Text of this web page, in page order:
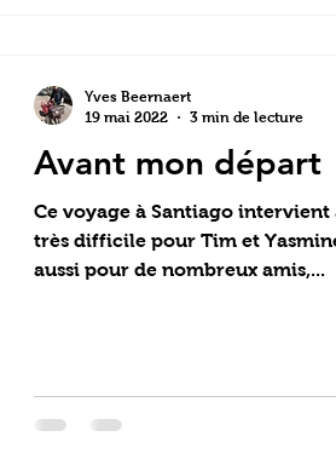
Avant mon départ
Ce voyage à Santiago
très difficile pour Tim et
aussi pour de nombreux amis,...
Yves Beernaert
19 mai 2022
3 min de lecture